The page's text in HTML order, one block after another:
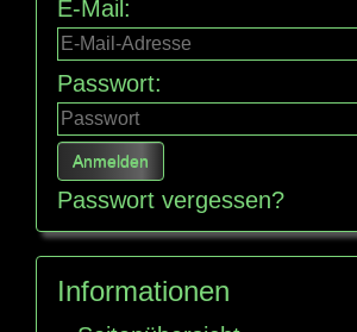
E-Mail:
Passwort:
Passwort vergessen?
Informationen